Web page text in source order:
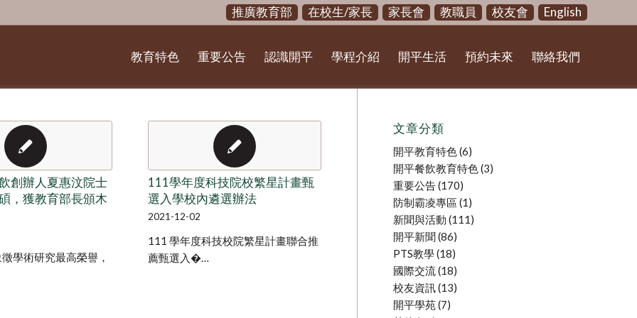
推廣教育部 在校生/家長 家長會 教職員 校友會 English
教育特色 重要公告 認識開平 學程介紹 開平生活 預約未來 聯絡我們
創辦人夏惠汶院士
，獲教育部長頒木
學術研究最高榮譽，
111學年度科技院校繁星計畫甄
選入學校內遴選辦法
2021-12-02
111 學年度科技校院繁星計畫聯合推
薦甄選入�…
文章分類
開平教育特色(6)
開平餐飲教育特色(3)
重要公告(170)
防制霸凌專區 (1)
新聞與活動 (111)
開平新聞(86)
PTS教學(18)
國際交流(18)
校友資訊(13)
開平學苑(7)